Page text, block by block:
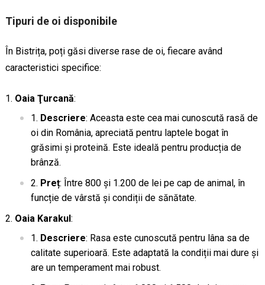
Tipuri de oi disponibile
În Bistrița, poți găsi diverse rase de oi, fiecare având
caracteristici specifice:
Oaia Ţurcană:
Descriere: Aceasta este cea mai cunoscută rasă de
oi din România, apreciată pentru laptele bogat în
grăsimi și proteină. Este ideală pentru producția de
brânză.
Preț: Între 800 și 1.200 de lei pe cap de animal, în
funcție de vârstă și condiții de sănătate.
Oaia Karakul :
Descriere: Rasa este cunoscută pentru lâna sa de
calitate superioară. Este adaptată la condiții mai dure și
are un temperament mai robust.